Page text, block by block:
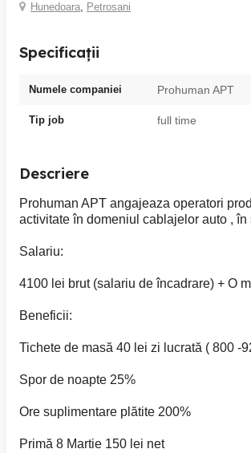
Hunedoara, Petrosani
Specificații
Numele companiei Prohuman APT
Tip job full time
Descriere
Prohuman APT angajeaza operatori
activitate în domeniul cablajelor auto ,
Salariu:
4100 lei brut (salariu de încadrare) + O
Beneficii:
Tichete de masă 40 lei zi lucrată ( 800 -
Spor de noapte 25%
Ore suplimentare plătite 200%
Primă 8 Martie 150 lei net